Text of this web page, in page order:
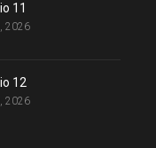
11
2026
12
2026